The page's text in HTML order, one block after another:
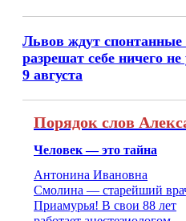
Львов ждут
разрешат себе ничего
9 августа
Порядок слов
Человек — это тайна
Антонина Ивановна
Смолина — старейший
Приамурья! В свои 88 лет